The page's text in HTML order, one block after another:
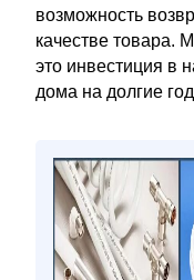
возможность
качестве товара.
это инвестиция в
дома на долгие